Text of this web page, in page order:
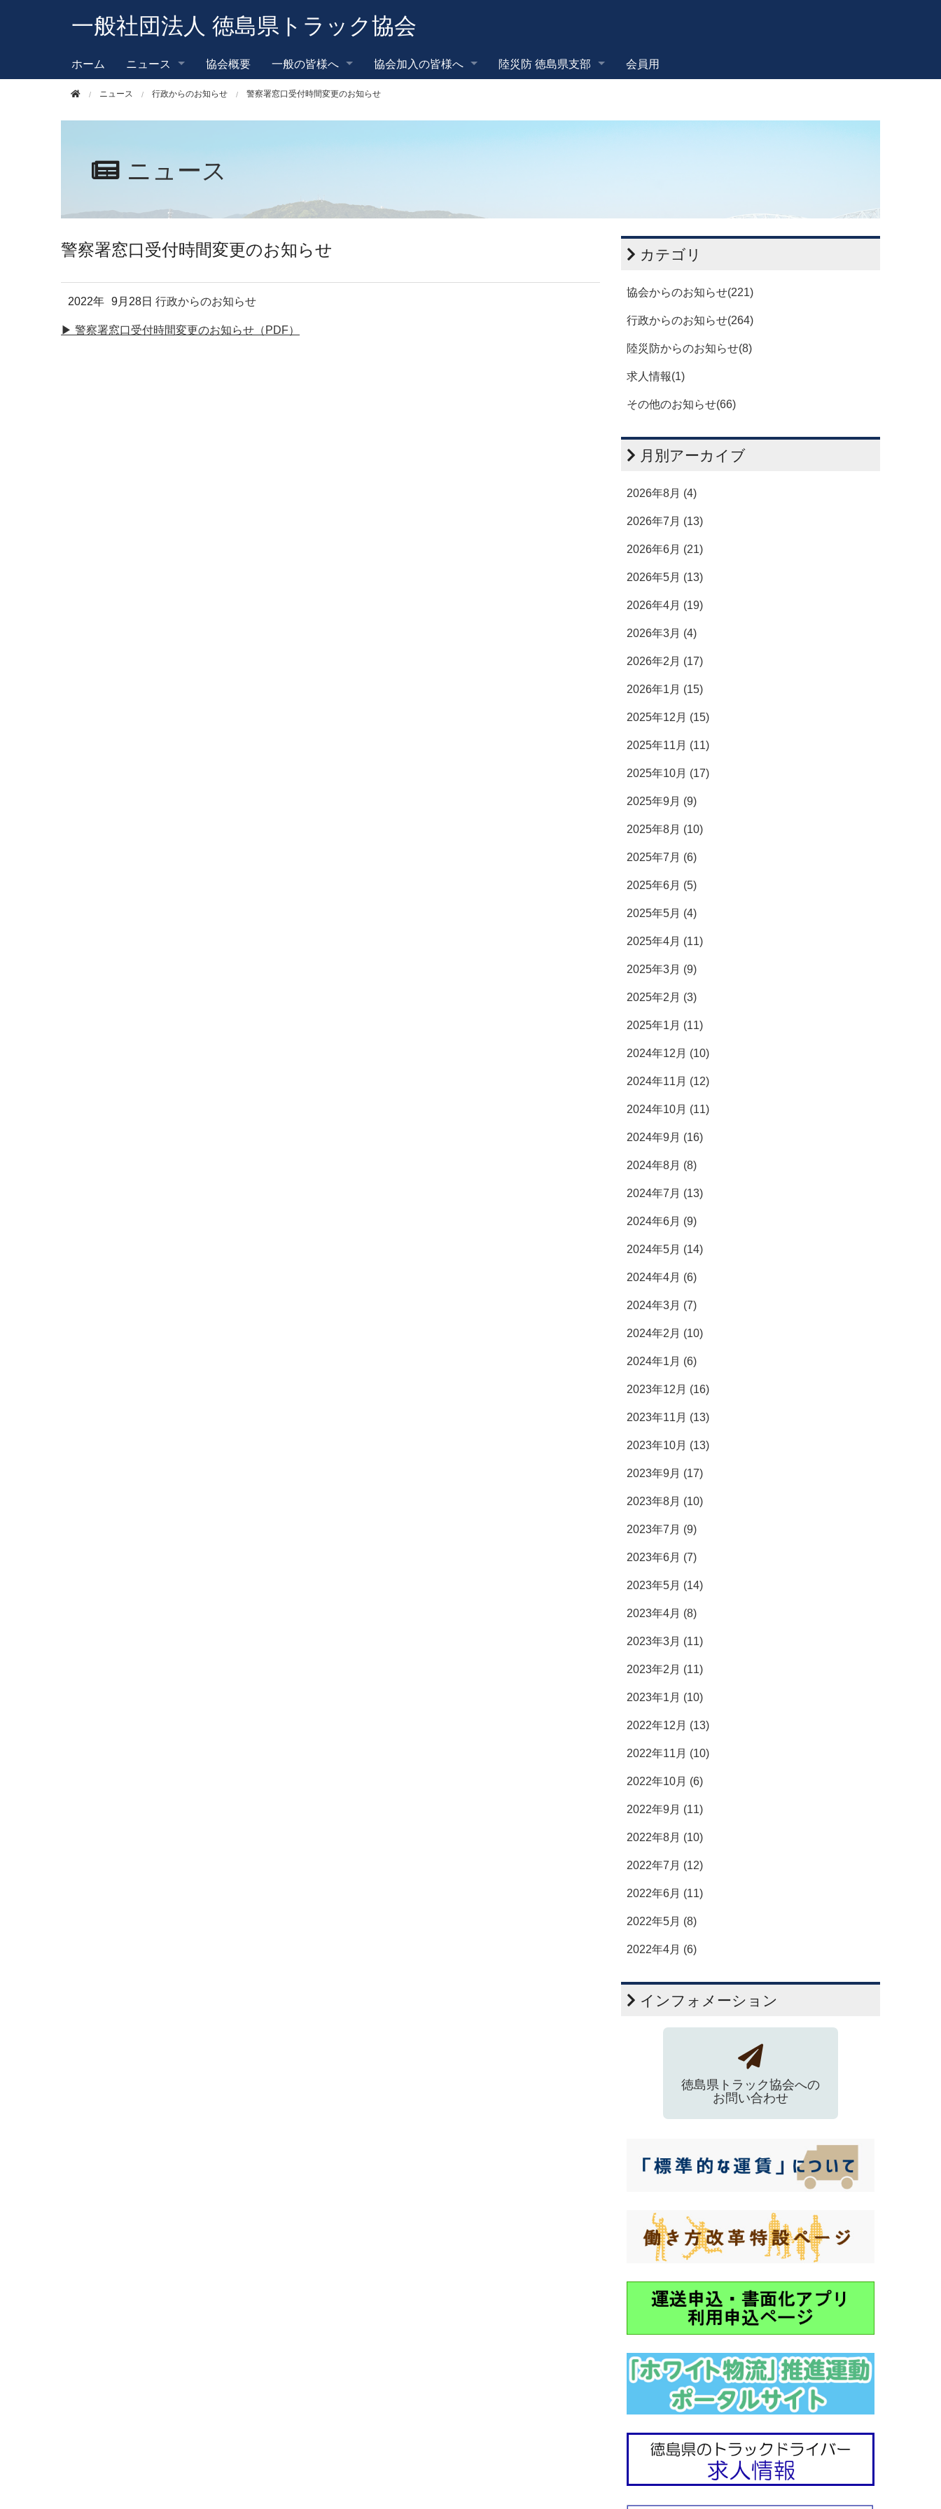
一般社団法人 徳島県トラック協会
ホーム ニュース 協会概要 一般の皆様へ 協会加入の皆様へ 陸災防 徳島県支部 会員用
ニュース 行政からのお知らせ 警察署窓口受付時間変更のお知らせ
ニュース
警察署窓口受付時間変更のお知らせ
2022年 9月28日 行政からのお知らせ
▶︎ 警察署窓口受付時間変更のお知らせ（PDF）
カテゴリ
協会からのお知らせ(221)
行政からのお知らせ(264)
陸災防からのお知らせ(8)
求人情報(1)
その他のお知らせ(66)
月別アーカイブ
2026年8月 (4)
2026年7月 (13)
2026年6月 (21)
2026年5月 (13)
2026年4月 (19)
2026年3月 (4)
2026年2月 (17)
2026年1月 (15)
2025年12月 (15)
2025年11月 (11)
2025年10月 (17)
2025年9月 (9)
2025年8月 (10)
2025年7月 (6)
2025年6月 (5)
2025年5月 (4)
2025年4月 (11)
2025年3月 (9)
2025年2月 (3)
2025年1月 (11)
2024年12月 (10)
2024年11月 (12)
2024年10月 (11)
2024年9月 (16)
2024年8月 (8)
2024年7月 (13)
2024年6月 (9)
2024年5月 (14)
2024年4月 (6)
2024年3月 (7)
2024年2月 (10)
2024年1月 (6)
2023年12月 (16)
2023年11月 (13)
2023年10月 (13)
2023年9月 (17)
2023年8月 (10)
2023年7月 (9)
2023年6月 (7)
2023年5月 (14)
2023年4月 (8)
2023年3月 (11)
2023年2月 (11)
2023年1月 (10)
2022年12月 (13)
2022年11月 (10)
2022年10月 (6)
2022年9月 (11)
2022年8月 (10)
2022年7月 (12)
2022年6月 (11)
2022年5月 (8)
2022年4月 (6)
インフォメーション
徳島県トラック協会への
お問い合わせ